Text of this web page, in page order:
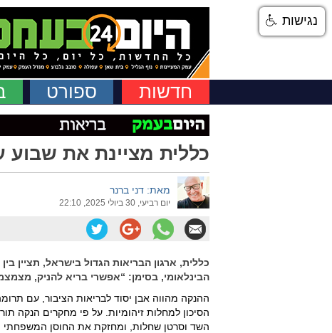
חדשות ספורט
כללית מציינת את שבוע
מאת: דני ברנר
יום רביעי, 30 ביולי 2025, 22:10
הבינלאומי, בסימן: “אפשרי בריא להניק,
ההנקה מהווה אבן יסוד לבריאות הציבור, עם
הסיכון למחלות זיהומיות. על פי מחקרים הנקה
השד וסרטן שחלות, ומחזקת את החוסן המשפחתי
נגישות